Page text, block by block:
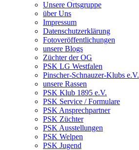
Unsere Ortsgruppe
über Uns
Impressum
Datenschutzerklärung
Fotoveröffentlichungen
unsere Blogs
Züchter der OG
PSK LG Westfalen
Pinscher-Schnauzer-Klubs e.V.
unsere Rassen
PSK Klub 1895 e.V.
PSK Service / Formulare
PSK Ansprechpartner
PSK Züchter
PSK Ausstellungen
PSK Welpen
PSK Jugend